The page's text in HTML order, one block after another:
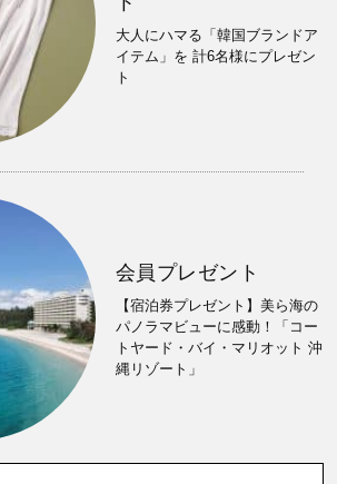
大人にハマる「韓国ブランドア
イテム」を 計6名様にプレゼン
ト
会員プレゼント
【宿泊券プレゼント】美ら海の
パノラマビューに感動！「コー
トヤード・バイ・マリオット 沖
縄リゾート」